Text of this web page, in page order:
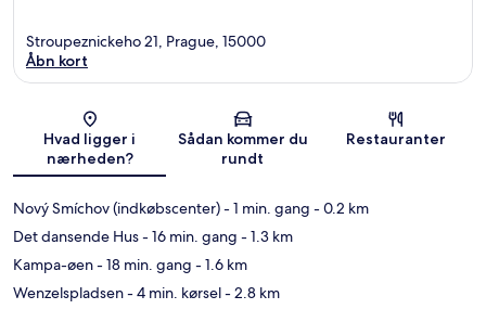
Kort
Stroupeznickeho 21, Prague, 15000
Åbn kort
Hvad ligger i
nærheden?
Sådan kommer du
rundt
Restauranter
Nový Smíchov (indkøbscenter)- 1 min. gang - 0.2 km
Det dansende Hus- 16 min. gang - 1.3 km
Kampa-øen- 18 min. gang - 1.6 km
Wenzelspladsen- 4 min. kørsel- 2.8 km